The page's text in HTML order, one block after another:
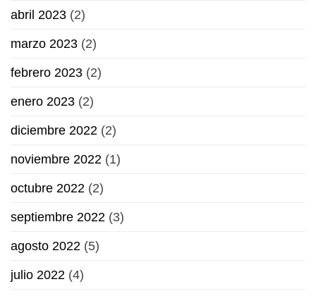
abril 2023 (2)
marzo 2023 (2)
febrero 2023 (2)
enero 2023 (2)
diciembre 2022 (2)
noviembre 2022 (1)
octubre 2022 (2)
septiembre 2022 (3)
agosto 2022 (5)
julio 2022 (4)